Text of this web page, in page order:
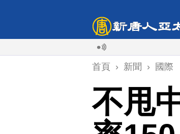
首頁 › 新聞 › 國際
不甩